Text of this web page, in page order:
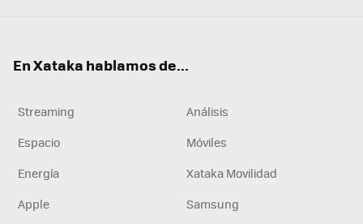
En Xataka hablamos de...
Streaming
Análisis
Espacio
Móviles
Energía
Xataka Movilidad
Apple
Samsung